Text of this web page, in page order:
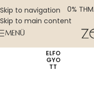
Skip to navigation
Skip to main content
0% THM
MENÜ
ELFO
GYO
TT